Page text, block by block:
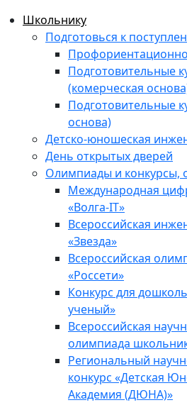
Школьнику
Подготовься к
Подготовительные
(комерческая
Подготовительные
основа)
Детско-юношеская
День открытых дверей
Олимпиады и конкурсы,
Международная
«Волга-IT»
Всероссийская
«Звезда»
Всероссийская
«Россети»
Конкурс для
ученый»
Всероссийская
олимпиада
Региональный
конкурс «Детская
Академия (ДЮНА)»